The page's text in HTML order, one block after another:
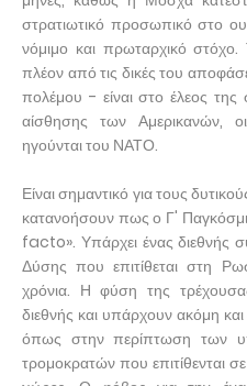
στρατιωτικό προσωπικό στο
νόμιμο και πρωταρχικό
πλέον από τις δικές του
πολέμου - είναι στο έλεος της
αίσθησης των Αμερικανών,
ηγούνται του ΝΑΤΟ.
Είναι σημαντικό για τους
κατανοήσουν πως ο Γ'
facto». Υπάρχει ένας διεθνής
Δύσης που επιτίθεται στη
χρόνια. Η φύση της
διεθνής και υπάρχουν ακόμη
όπως στην περίπτωση των
τρομοκρατών που επιτίθενται